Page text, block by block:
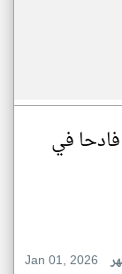
في
Jan 01, 2026